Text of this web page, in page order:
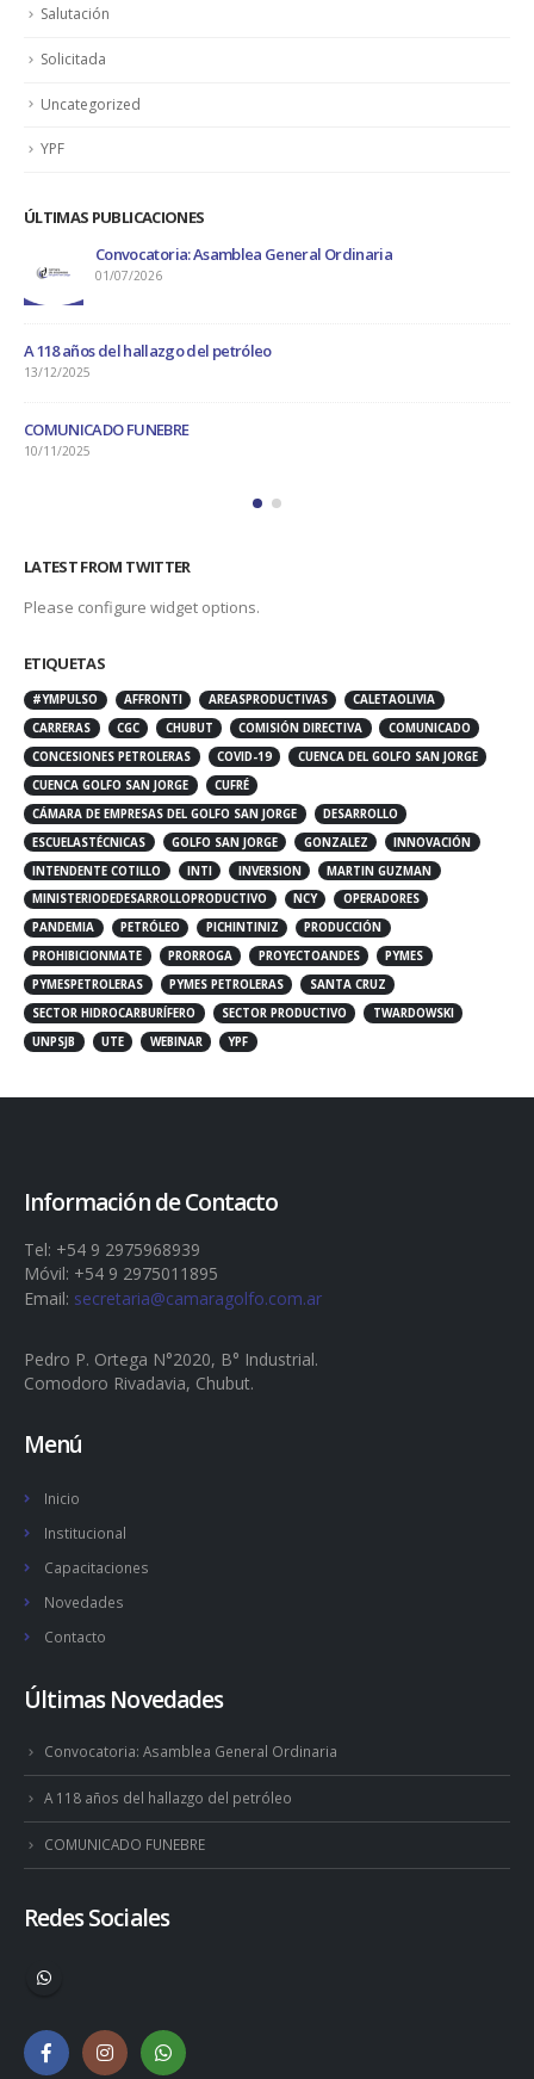
Salutación
Solicitada
Uncategorized
YPF
ÚLTIMAS PUBLICACIONES
Convocatoria: Asamblea General Ordinaria
01/07/2026
del hallazgo del petróleo
FUNEBRE
LATEST FROM TWITTER
Please configure widget options.
ETIQUETAS
#YMPULSO AFFRONTI AREASPRODUCTIVAS
CALETAOLIVIA
CARRERAS
CGC CHUBUT COMISIÓN DIRECTIVA
COMUNICADO
CONCESIONES PETROLERAS
COVID-19
CUENCA DEL GOLFO SAN JORGE
CUENCA GOLFO SAN JORGE
CUFRÉ
CÁMARA DE EMPRESAS DEL GOLFO SAN JORGE
DESARROLLO
ESCUELASTÉCNICAS
GOLFO SAN JORGE GONZALEZ
INNOVACIÓN
INTENDENTE COTILLO
INTI INVERSION
MARTIN GUZMAN
MINISTERIODEDESARROLLOPRODUCTIVO
NCY
OPERADORES
PANDEMIA
PETRÓLEO PICHINTINIZ
PRODUCCIÓN
PROHIBICIONMATE
PRORROGA PROYECTOANDES
PYMES
PYMESPETROLERAS
PYMES PETROLERAS
SANTA CRUZ
SECTOR HIDROCARBURÍFERO
SECTOR PRODUCTIVO
TWARDOWSKI
UNPSJB
UTE WEBINAR YPF
Información de Contacto
Tel: +54 9 2975968939
Móvil: +54 9 2975011895
Email: secretaria@camaragolfo.com.ar
Pedro P. Ortega N°2020, B° Industrial.
Comodoro Rivadavia, Chubut.
Menú
Inicio
Institucional
Capacitaciones
Novedades
Contacto
Últimas Novedades
Convocatoria: Asamblea General Ordinaria
A 118 años del hallazgo del petróleo
COMUNICADO FUNEBRE
Redes Sociales